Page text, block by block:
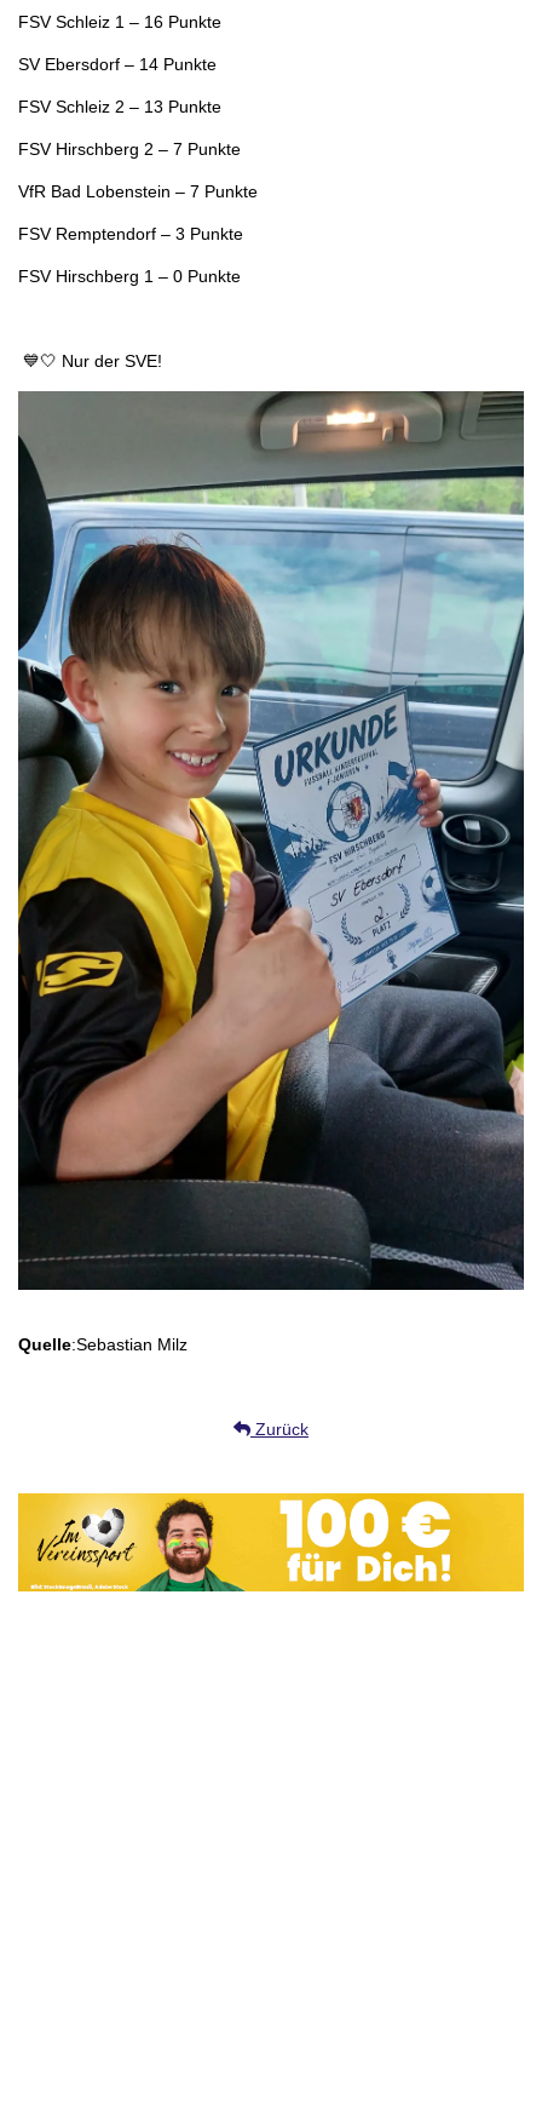
FSV Schleiz 1 – 16 Punkte
SV Ebersdorf – 14 Punkte
FSV Schleiz 2 – 13 Punkte
FSV Hirschberg 2 – 7 Punkte
VfR Bad Lobenstein – 7 Punkte
FSV Remptendorf – 3 Punkte
FSV Hirschberg 1 – 0 Punkte
💙🤍 Nur der SVE!
Quelle:Sebastian Milz
Zurück